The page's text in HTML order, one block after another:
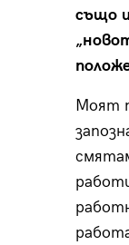
също
Моят